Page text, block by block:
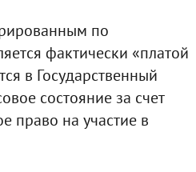
по
фактически «платой
в Государственный
состояние за счет
право на участие в